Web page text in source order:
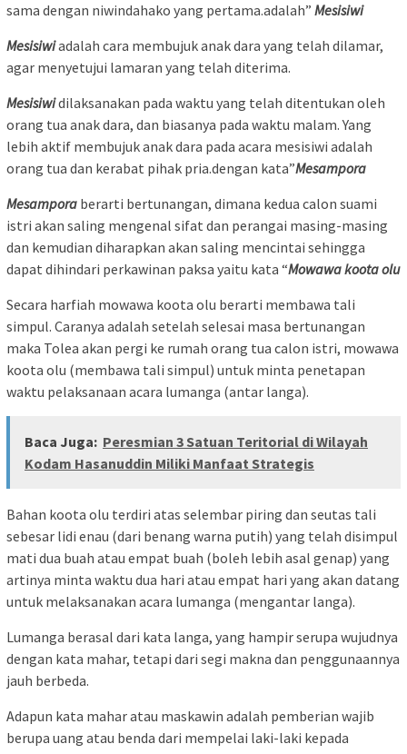
sama dengan niwindahako yang pertama.adalah” Mesisiwi
Mesisiwiadalah cara membujuk anak dara yang telah dilamar,
agar menyetujui lamaran yang telah diterima.
Mesisiwidilaksanakan pada waktu yang telah ditentukan oleh
orang tua anak dara, dan biasanya pada waktu malam. Yang
lebih aktif membujuk anak dara pada acara mesisiwi adalah
orang tua dan kerabat pihak pria.dengan kata”Mesampora
Mesampora berarti bertunangan, dimana kedua calon suami
istri akan saling mengenal sifat dan perangai masing-masing
dan kemudian diharapkan akan saling mencintai sehingga
dapat dihindari perkawinan paksa yaitu kata “Mowawakoota olu
Secara harfiah mowawa koota olu berarti membawa tali
simpul. Caranya adalah setelah selesai masa bertunangan
maka Tolea akan pergi ke rumah orang tua calon istri, mowawa
koota olu (membawa tali simpul) untuk minta penetapan
waktu pelaksanaan acara lumanga (antar langa).
Baca Juga: Peresmian 3 Satuan Teritorial di Wilayah
Kodam Hasanuddin Miliki Manfaat Strategis
Bahan koota olu terdiri atas selembar piring dan seutas tali
sebesar lidi enau (dari benang warna putih) yang telah disimpul
mati dua buah atau empat buah (boleh lebih asal genap) yang
artinya minta waktu dua hari atau empat hari yang akan datang
untuk melaksanakan acara lumanga (mengantar langa).
Lumanga berasal dari kata langa, yang hampir serupa wujudnya
dengan kata mahar, tetapi dari segi makna dan penggunaannya
jauh berbeda.
Adapun kata mahar atau maskawin adalah pemberian wajib
berupa uang atau benda dari mempelai laki-laki kepada